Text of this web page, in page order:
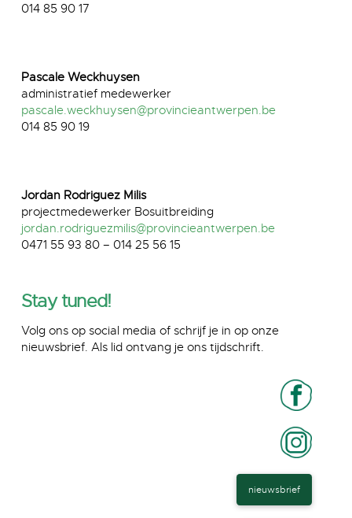
014 85 90 17
Pascale Weckhuysen
administratief medewerker
pascale.weckhuysen@provincieantwerpen.be
014 85 90 19
Jordan Rodriguez Milis
projectmedewerker Bosuitbreiding
jordan.rodriguezmilis@provincieantwerpen.be
0471 55 93 80 – 014 25 56 15
Stay tuned!
Volg ons op social media of schrijf je in op onze
nieuwsbrief. Als lid ontvang je ons tijdschrift.
nieuwsbrief